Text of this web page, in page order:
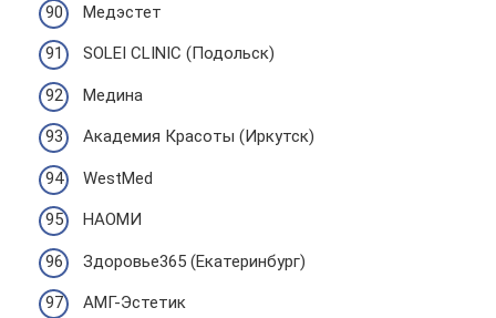
Медэстет
SOLEI CLINIC (Подольск)
Медина
Академия Красоты (Иркутск)
WestMed
НАОМИ
Здоровье365 (Екатеринбург)
АМГ-Эстетик